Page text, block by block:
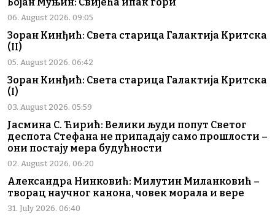
06. August 2026. 09:05
Зоран Кинђић: Света старица Галактија Критска
(II)
05. August 2026. 06:42
Зоран Кинђић: Света старица Галактија Критска
(I)
03. August 2026. 05:59
Јасмина С. Ћирић: Велики људи попут Светог
деспота Стефана не припадају само прошлости –
они постају мера будућности
02. August 2026. 06:20
Александра Нинковић: Милутин Миланковић –
творац научног канона, човек морала и вере
31. July 2026. 06:40